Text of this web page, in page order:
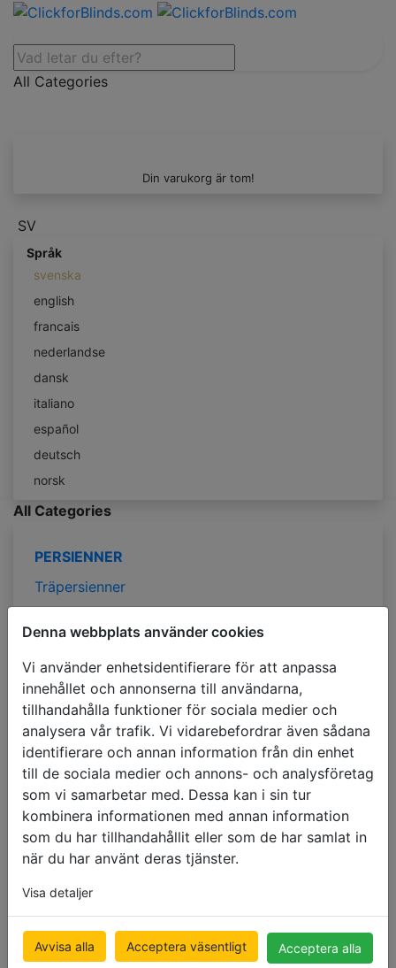
Denna webbplats använder cookies
Vi använder enhetsidentifierare för att anpassa
innehållet och annonserna till användarna,
tillhandahålla funktioner för sociala medier och
analysera vår trafik. Vi vidarebefordrar även sådana
identifierare och annan information från din enhet
till de sociala medier och annons- och analysföretag
som vi samarbetar med. Dessa kan i sin tur
kombinera informationen med annan information
som du har tillhandahållit eller som de har samlat in
när du har använt deras tjänster.
Visa detaljer
Avvisa alla Acceptera väsentligt Acceptera alla
All Categories
Din varukorg är tom!
SV
Språk
svenska
english
francais
nederlandse
dansk
italiano
español
deutsch
norsk
All Categories
PERSIENNER
Träpersienner
Alu Persienner
Persienner PVC Faux-Wood
Persienner Träimitation
PERSIENNER EFTER ANVÄNDNINGSOMRÅDE
Persienner för sovrummet
Persienner för vardagsrummet
Persienner för köket
Persienner för badrummet
MÖRKLÄGGNINGSGARDINER
Mörkläggningsrullgardiner
Mörkläggande Lamellgardiner